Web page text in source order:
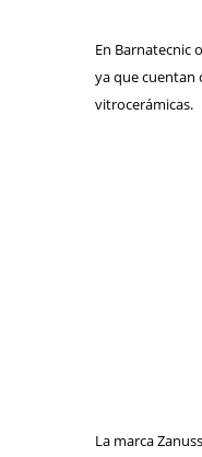
En Barnatecnic
ya que cuentan
vitrocerámicas.
La marca